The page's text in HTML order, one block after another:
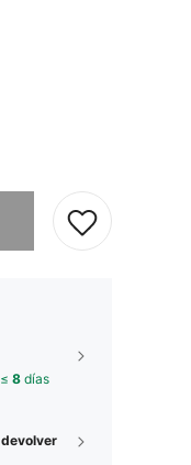
8 días